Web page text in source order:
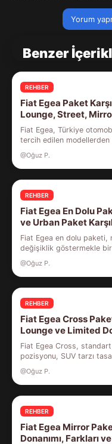
Yorum
Benzer
REHBER
Fiat Egea Paket
Lounge, Street,
Fiat Egea, Türkiye
tercih edilen modellerden
@Oğuz P.
REHBER
Fiat Egea En Dolu
ve Urban Paket
Fiat Egea en dolu paketi,
değişiklik göstermekle
@Oğuz P.
REHBER
Fiat Egea Cross
Lounge ve Limited
Fiat Egea Cross,
pozisyonu, SUV tarzı
@Oğuz P.
REHBER
Fiat Egea Mirror
Donanımı, Farkları ve